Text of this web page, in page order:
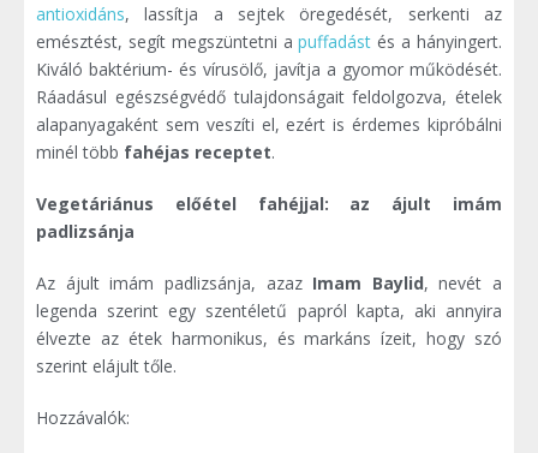
antioxidáns, lassítja a sejtek öregedését, serkenti az
emésztést, segít megszüntetni apuffadást és a hányingert.
Kiváló baktérium- és vírusölő, javítja a gyomor működését.
Ráadásul egészségvédő tulajdonságait feldolgozva, ételek
alapanyagaként sem veszíti el, ezért is érdemes kipróbálni
minél több fahéjas receptet.
Vegetáriánus előétel fahéjjal: az ájult imám
padlizsánja
Az ájult imám padlizsánja, azaz Imam Baylid, nevét a
legenda szerint egy szentéletű papról kapta, aki annyira
élvezte az étek harmonikus, és markáns ízeit, hogy szó
szerint elájult tőle.
Hozzávalók: